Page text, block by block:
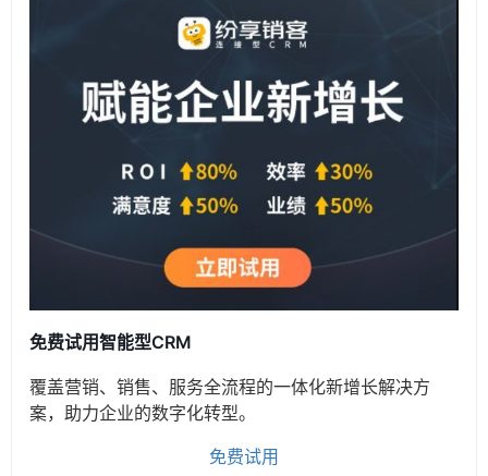
免费试用智能型CRM
覆盖营销、销售、服务全流程的一体化新增长解决方
案，助力企业的数字化转型。
免费试用